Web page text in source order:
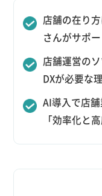
店舗の在り
さんがサポ
店舗運営の
DXが必要な
AI導入で店
「効率化と高